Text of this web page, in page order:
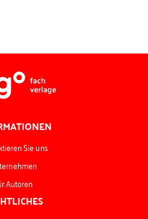
Sie uns
Autoren